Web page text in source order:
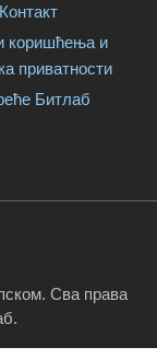
Контакт
коришћења и
приватности
Битлаб
Сва права
.